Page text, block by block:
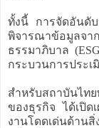
ทั้งนี้ การจัดอันดับ
พิจารณาข้อมูลจา
ธรรมาภิบาล
กระบวนการประเ
สำหรับสถาบันไท
ของธุรกิจ ได้เปิด
งานโดดเด่นด้าน